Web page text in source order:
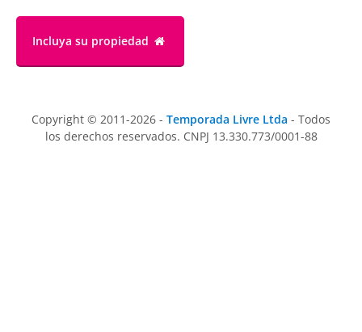
Incluya su propiedad
Copyright © 2011-2026 - Temporada Livre Ltda - Todos
los derechos reservados. CNPJ 13.330.773/0001-88